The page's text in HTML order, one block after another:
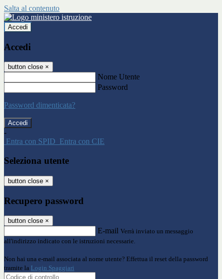
Salta al contenuto
Accedi
Accedi
button close ×
Nome Utente
Password
Password dimenticata?
-
Entra con SPID Entra con CIE
Seleziona utente
button close ×
Recupero password
button close ×
E-mail Verrà inviato un messaggio
all'indirizzo indicato con le istruzioni necessarie.
Non hai una e-mail associata al nome utente? Effettua il reset della password
tramite la Login Spaggiari